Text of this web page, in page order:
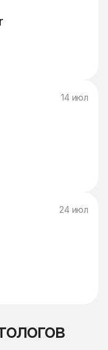
14 июл
24 июл